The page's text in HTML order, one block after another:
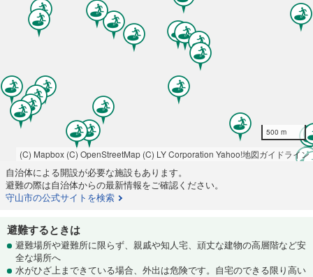
500 m
(C) Mapbox (C) OpenStreetMap (C) LY Corporation Yahoo!地図ガイドライン
自治体による開設が必要な施設もあります。
避難の際は自治体からの最新情報をご確認ください。
守山市の公式サイトを検索
避難するときは
避難場所や避難所に限らず、親戚や知人宅、頑丈な建物の高層階など安
全な場所へ
水がひざ上まできている場合、外出は危険です。自宅のできる限り高い